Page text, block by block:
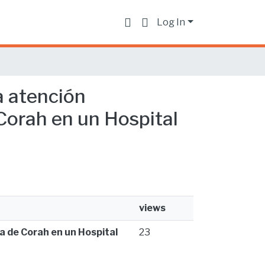
Log In
atención
en un Hospital
views
de Corah en un Hospital 23